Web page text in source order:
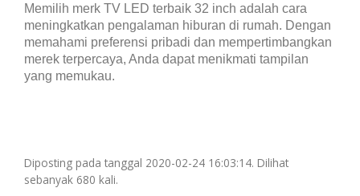
Memilih merk TV LED terbaik 32 inch adalah cara
meningkatkan pengalaman hiburan di rumah. Dengan
memahami preferensi pribadi dan mempertimbangkan
merek terpercaya, Anda dapat menikmati tampilan
yang memukau.
Diposting pada tanggal 2020-02-24 16:03:14. Dilihat
sebanyak 680 kali.